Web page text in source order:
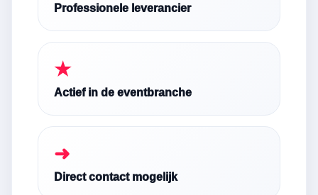
Professionele leverancier
★
Actief in de eventbranche
➜
Direct contact mogelijk